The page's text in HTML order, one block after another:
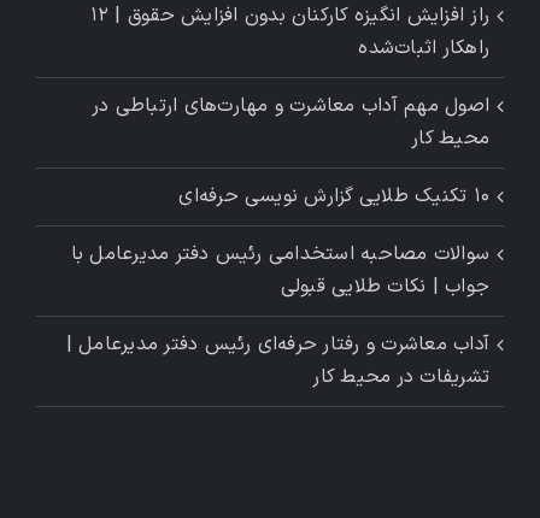
راز افزایش انگیزه کارکنان بدون افزایش حقوق | ۱۲
راهکار اثبات‌شده
اصول مهم آداب معاشرت و مهارت‌های ارتباطی در
محیط کار
۱۰ تکنیک طلایی گزارش ‌نویسی حرفه‌ای
سوالات مصاحبه استخدامی رئیس دفتر مدیرعامل با
جواب | نکات طلایی قبولی
آداب معاشرت و رفتار حرفه‌ای رئیس دفتر مدیرعامل |
تشریفات در محیط کار